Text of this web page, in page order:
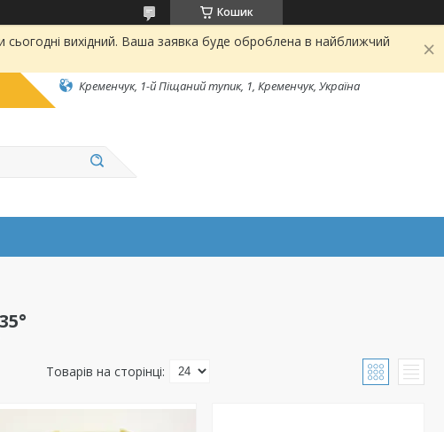
Кошик
вихідний. Ваша заявка буде оброблена в найближчий
Кременчук, 1-й Піщаний тупик, 1, Кременчук, Україна